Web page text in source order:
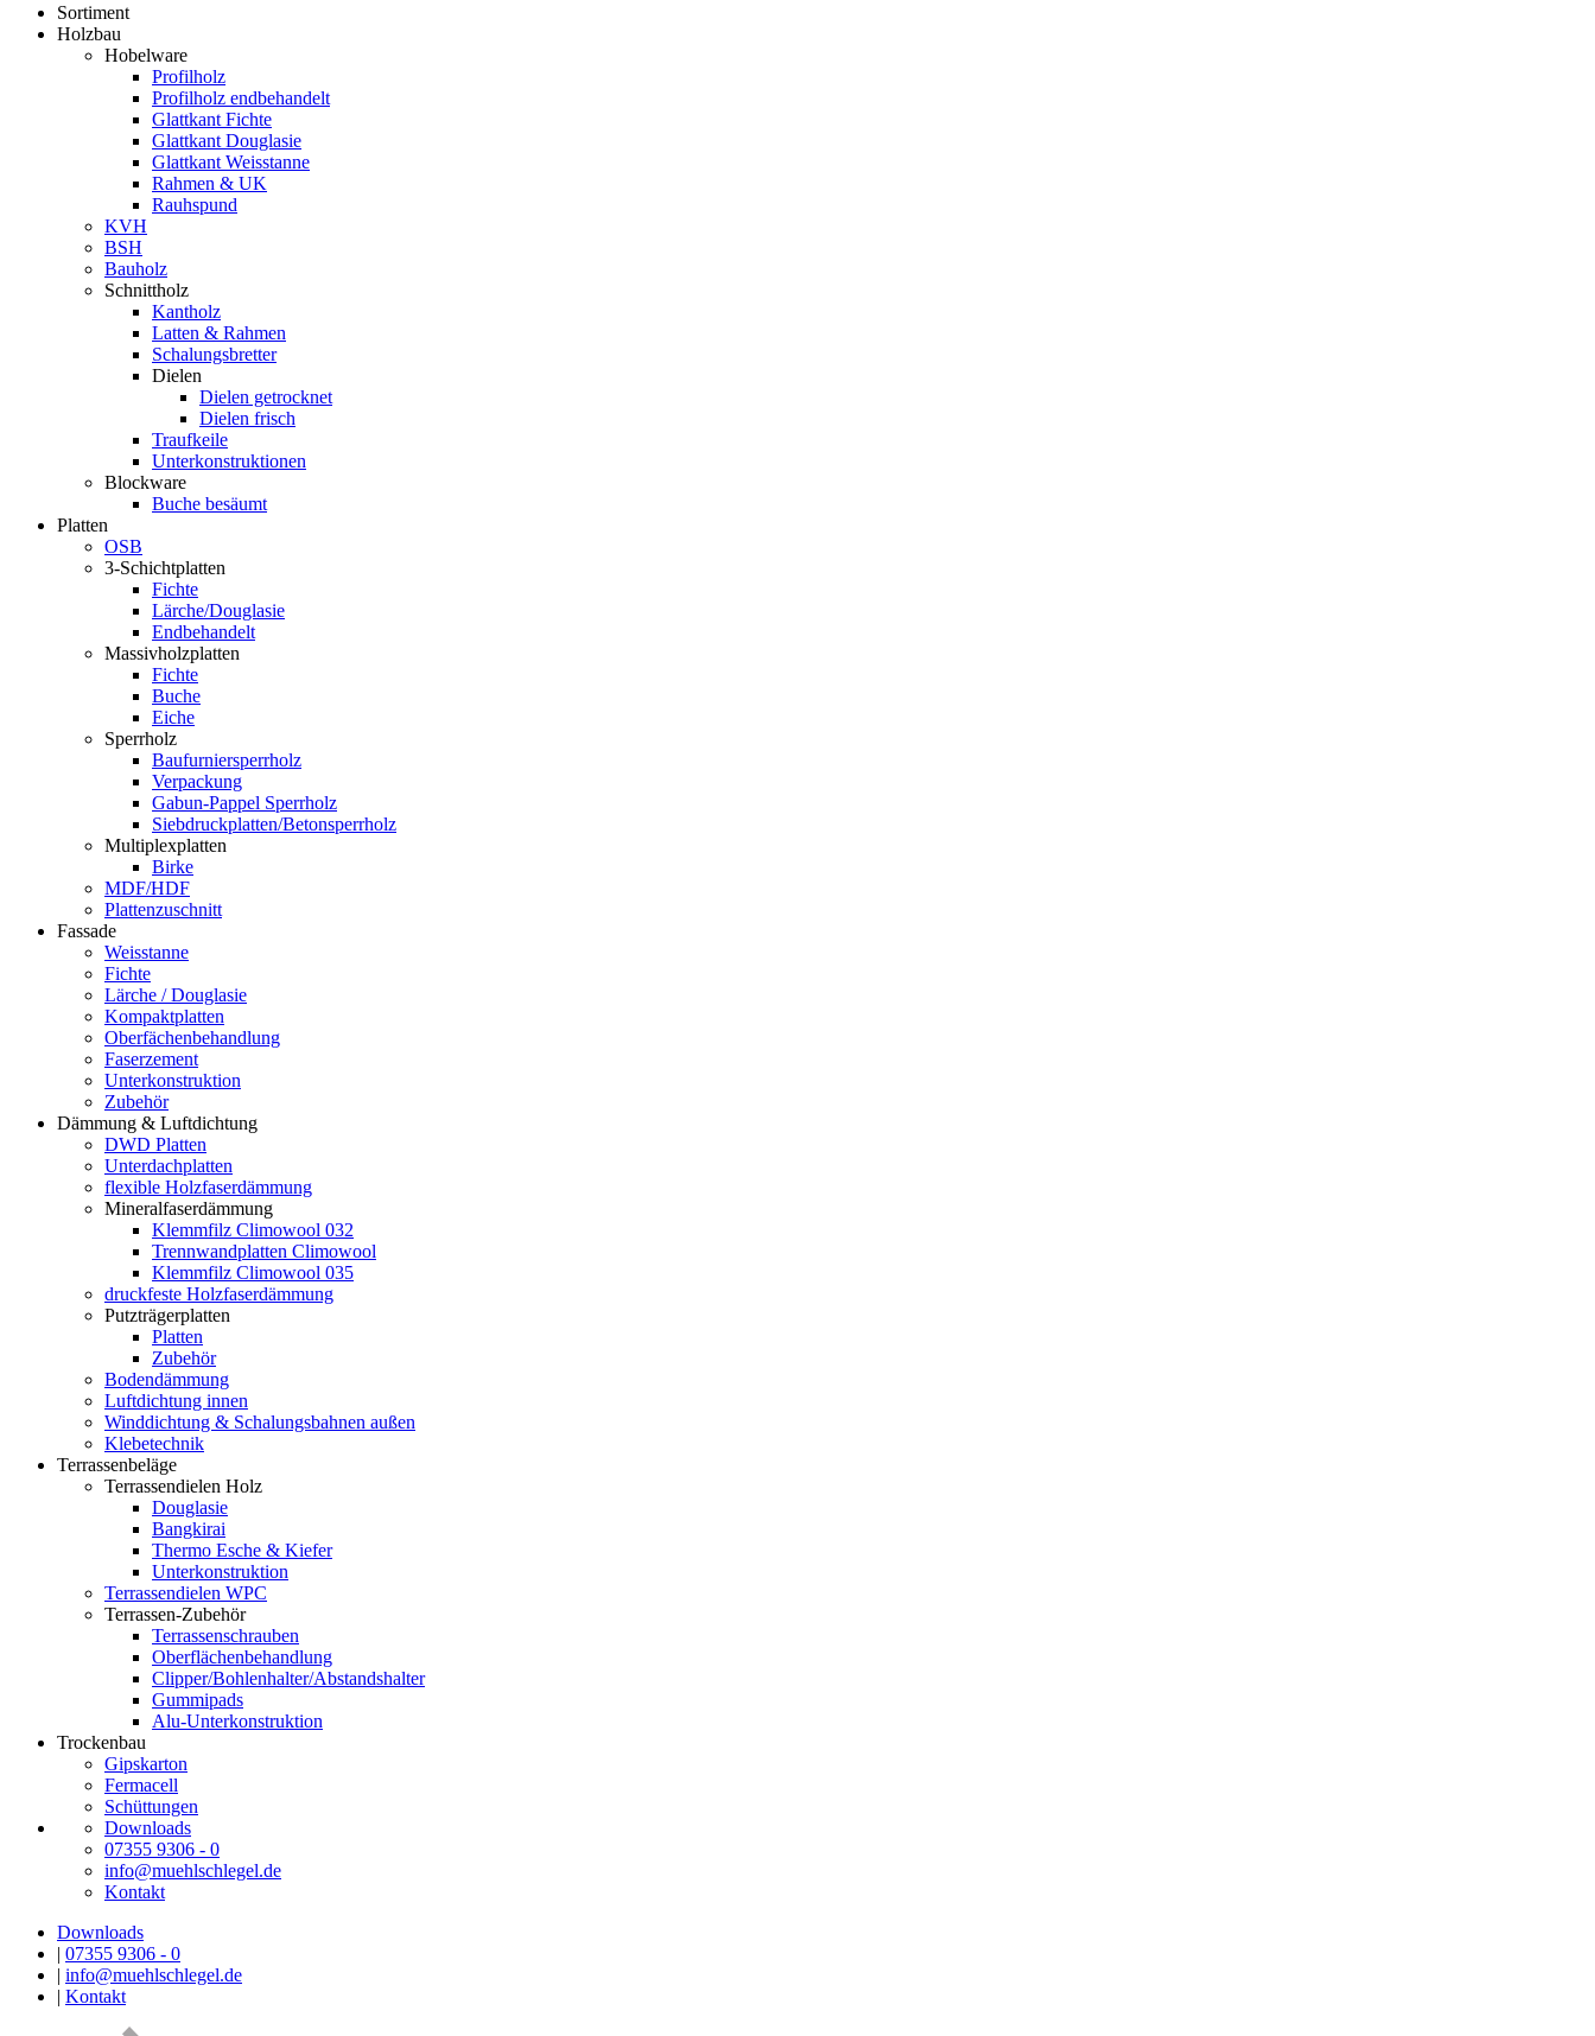
Sortiment
Holzbau
Hobelware
Profilholz
Profilholz endbehandelt
Glattkant Fichte
Glattkant Douglasie
Glattkant Weisstanne
Rahmen & UK
Rauhspund
KVH
BSH
Bauholz
Schnittholz
Kantholz
Latten & Rahmen
Schalungsbretter
Dielen
Dielen getrocknet
Dielen frisch
Traufkeile
Unterkonstruktionen
Blockware
Buche besäumt
Platten
OSB
3-Schichtplatten
Fichte
Lärche/Douglasie
Endbehandelt
Massivholzplatten
Fichte
Buche
Eiche
Sperrholz
Baufurniersperrholz
Verpackung
Gabun-Pappel Sperrholz
Siebdruckplatten/Betonsperrholz
Multiplexplatten
Birke
MDF/HDF
Plattenzuschnitt
Fassade
Weisstanne
Fichte
Lärche / Douglasie
Kompaktplatten
Oberfächenbehandlung
Faserzement
Unterkonstruktion
Zubehör
Dämmung & Luftdichtung
DWD Platten
Unterdachplatten
flexible Holzfaserdämmung
Mineralfaserdämmung
Klemmfilz Climowool 032
Trennwandplatten Climowool
Klemmfilz Climowool 035
druckfeste Holzfaserdämmung
Putzträgerplatten
Platten
Zubehör
Bodendämmung
Luftdichtung innen
Winddichtung & Schalungsbahnen außen
Klebetechnik
Terrassenbeläge
Terrassendielen Holz
Douglasie
Bangkirai
Thermo Esche & Kiefer
Unterkonstruktion
Terrassendielen WPC
Terrassen-Zubehör
Terrassenschrauben
Oberflächenbehandlung
Clipper/Bohlenhalter/Abstandshalter
Gummipads
Alu-Unterkonstruktion
Trockenbau
Gipskarton
Fermacell
Schüttungen
Downloads
07355 9306 - 0
info@muehlschlegel.de
Kontakt
Downloads
| 07355 9306 - 0
| info@muehlschlegel.de
| Kontakt